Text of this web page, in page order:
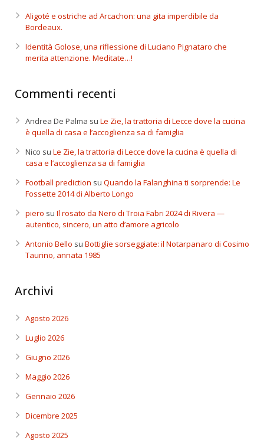
Aligoté e ostriche ad Arcachon: una gita imperdibile da
Bordeaux.
Identità Golose, una riflessione di Luciano Pignataro che
merita attenzione. Meditate…!
Commenti recenti
Andrea De Palma su Le Zie, la trattoria di Lecce dove la cucina
è quella di casa e l’accoglienza sa di famiglia
Nico su Le Zie, la trattoria di Lecce dove la cucina è quella di
casa e l’accoglienza sa di famiglia
Football prediction su Quando la Falanghina ti sorprende: Le
Fossette 2014 di Alberto Longo
piero su Il rosato da Nero di Troia Fabri 2024 di Rivera —
autentico, sincero, un atto d’amore agricolo
Antonio Bello su Bottiglie sorseggiate: il Notarpanaro di Cosimo
Taurino, annata 1985
Archivi
Agosto 2026
Luglio 2026
Giugno 2026
Maggio 2026
Gennaio 2026
Dicembre 2025
Agosto 2025